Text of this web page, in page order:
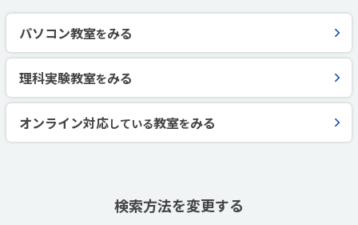
パソコン教室をみる
理科実験教室をみる
オンライン対応している教室をみる
検索方法を変更する